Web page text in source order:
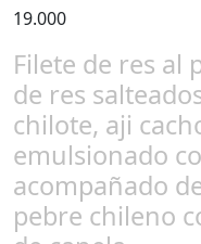
19.000
Filete de res al
de res
chilote, aji
emulsionado
acompañado
pebre chileno